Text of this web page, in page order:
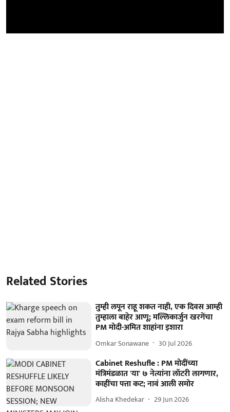
Related Stories
तुम्ही लपून राहू शकत नाही, एक दिवस आम्ही
तुम्हाला बाहेर आणू; मल्लिकार्जुन खरगेंचा
PM मोदी-अमित शाहांना इशारा
Omkar Sonawane 30 Jul 2026
Cabinet Reshufle : PM मोदींच्या
मंत्रिमंडळात 'या' ७ नेत्यांना लॉटरी लागणार,
काहींचा पत्ता कट; नावं आली समोर
Alisha Khedekar 29 Jun 2026